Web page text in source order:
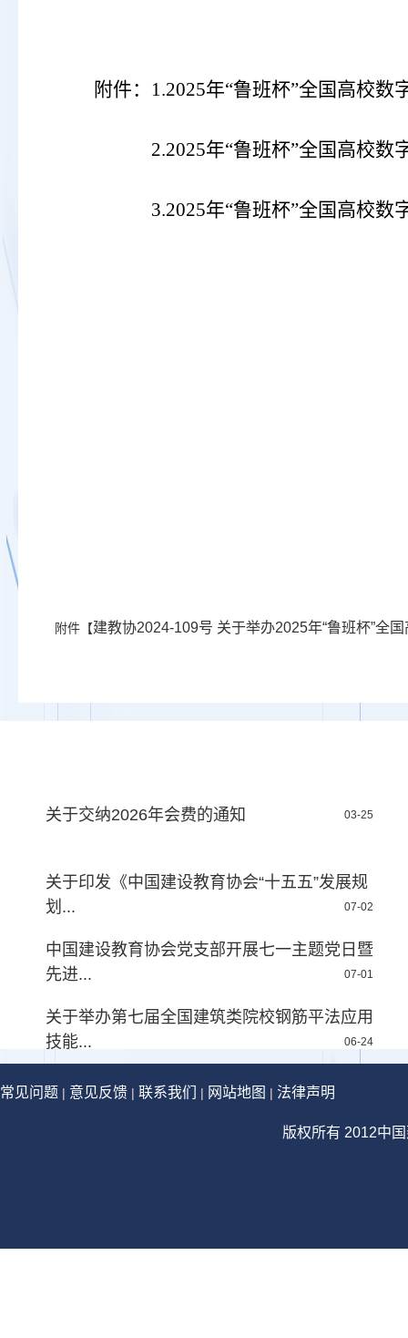
附件： 1.2025年“鲁班杯”全国高校
2.2025年“鲁班杯”全国高校
3.2025年“鲁班杯”全国高校
附件【建教协2024-109号 关于举办2025年“鲁班杯”全
关于交纳2026年会费的通知 03-25
关于印发《中国建设教育协会“十五五”发展规
划...
07-02
中国建设教育协会党支部开展七一主题党日暨
先进...
07-01
关于举办第七届全国建筑类院校钢筋平法应用
技能...
06-24
常见问题 | 意见反馈 | 联系我们 | 网站地图 | 法律声明
版权所有 2012中